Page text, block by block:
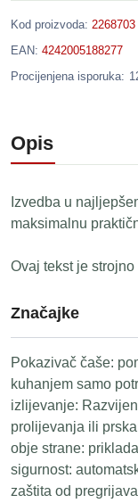
Kod proizvoda: 2268703
EAN: 4242005188277
Procijenjena isporuka:
Opis
Izvedba u
maksimalnu
Ovaj tekst je strojno
Značajke
Pokazivač čaše:
kuhanjem samo
izlijevanje:
prolijevanja ili
obje strane:
sigurnost:
zaštita od